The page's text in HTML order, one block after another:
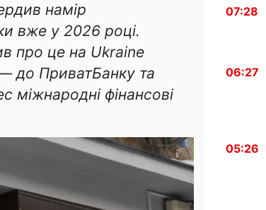
намір
вже у 2026 році.
про це на Ukraine
до ПриватБанку та
міжнародні фінансові
07:28
06:27
05:26